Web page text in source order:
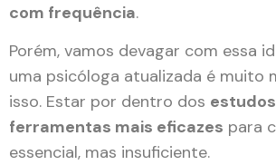
com frequência.
Porém, vamos devagar com essa
uma psicóloga atualizada é muito
isso. Estar por dentro dos
ferramentas mais eficazes para
essencial, mas insuficiente.